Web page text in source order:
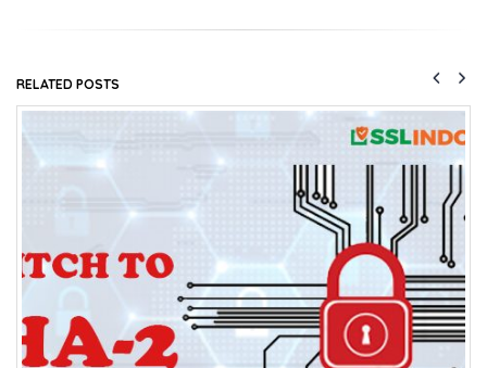
RELATED POSTS